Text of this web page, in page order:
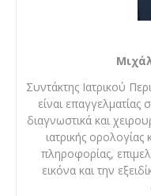
Συντάκτης Ιατρικού
είναι επαγγελματίας
διαγνωστικά και
ιατρικής ορολογίας
πληροφορίας,
εικόνα και την